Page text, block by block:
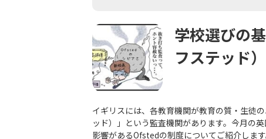
学校選びの
フステッド
イギリスには、各教育機関が教育の質・生徒
ッド）」という監査機関があります。今月の
影響があるOfstedの制度についてご紹介します